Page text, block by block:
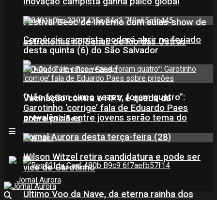
Festival Sesc de Inverno com aulas-show de
astronomia no Senac de Rio das Ostras
Vacinação contra o HPV e queda da
prevalência entre jovens serão tema do
Jornal Aurora desta terça-feira (28)
Último Voo da Nave, da eterna rainha dos
Comércio campista poderá abrir no feriado
desta quinta (6) do São Salvador
“Não foram cinco vezes, foram quatro”:
Garotinho ‘corrige’ fala de Eduardo Paes
sobre prisões
Wilson Witzel retira candidatura e pode ser
vice de Garotinho